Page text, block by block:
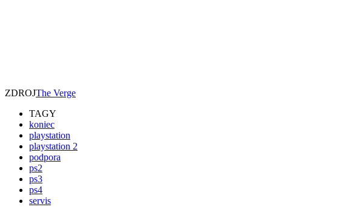
ZDROJThe Verge
TAGY
koniec
playstation
playstation 2
podpora
ps2
ps3
ps4
servis